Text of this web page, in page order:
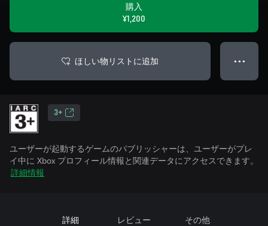
購入
¥1,200
ほしい物リストに追加 ● ● ●
3+
ユーザーが起動するゲームのパブリッシャーは、ユーザーがプレ
イ中に Xbox プロフィール情報と関連データにアクセスできます。
詳細情報
詳細 レビュー その他